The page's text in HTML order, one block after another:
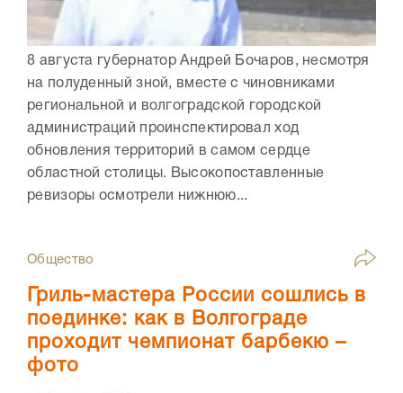
8 августа губернатор Андрей Бочаров, несмотря
на полуденный зной, вместе с чиновниками
региональной и волгоградской городской
администраций проинспектировал ход
обновления территорий в самом сердце
областной столицы. Высокопоставленные
ревизоры осмотрели нижнюю...
Общество
Гриль-мастера России сошлись в
поединке: как в Волгограде
проходит чемпионат барбекю –
фото